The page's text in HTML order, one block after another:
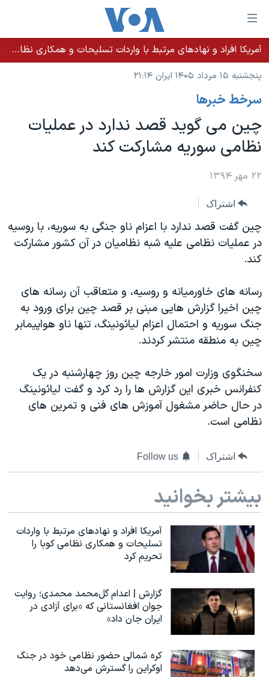
لینکهای
قابل
دسترسی
جهش
محتوای
اصلی
جهش
به
صفحه
جهش
جستجو
خانه
نسخه سبک وب‌سایت
موضوع ها
ایران
آمریکا
جهان
ویژه برنامه‌ها
ویدیوها
حقوق شهروندی
اقتصادی
علم و فناوری
اسرائیل در جنگ
گالری عکس
آرشیو پخش زنده
برنامه های تلویزیونی
جدول برنامه ها
صفحه‌های ویژه
۲۵۰سالگی آمریکا
بایگانی برنامه‌های تلویزیونی
انتخابات ریاست جمهوری آمریکا ۲۰۲۴
حمله جمهوری اسلامی به اسرائیل
رمز مهسا
ورزش زنان در ایران
اعتراضات زن، زندگی، آزادی
مجموعه مستندهای دادخواهی
دادگاه حمید نوری
قانون شفافیت دارائی کادر رهبری ایران
اسرائیل در جنگ
نرگس محمدی برنده جایزه نوبل صلح
صفحه‌های ویژه
سفر پرزیدنت ترامپ به چین
فرکانس‌های صدای آمریکا
یادگیری زبان انگلیسی
زبانهای مختلف
آمریکا افراد و نهادهای مرتبط با واردات تسلیحات و همکاری نظامی کوبا را تحریم کرد
پنجشنبه ۱۵ مرداد ۱۴۰۵ ایران ۲۱:۱۴
سرخط خبرها
چین می گوید قصد ندارد در عملیات
نظامی سوریه مشارکت کند
۲۲ مهر ۱۳۹۴
اشتراک
چین گفت قصد ندارد با اعزام ناو جنگی به سوریه، با روسیه
در عملیات نظامی علیه شبه نظامیان در آن کشور مشارکت
کند.
رسانه های خاورمیانه و روسیه، و متعاقب آن رسانه های
چین اخیرا گزارش هایی مبنی بر قصد چین برای ورود به
جنگ سوریه و احتمال اعزام لیائونینگ، تنها ناو هواپیمابر
چین به منطقه منتشر کردند.
سخنگوی وزارت امور خارجه چین روز چهارشنبه در یک
کنفرانس خبری این گزارش ها را رد کرد و گفت لیائونینگ
در حال حاضر مشغول آموزش های فنی و تمرین های
نظامی است.
اشتراک Follow us
بیشتر بخوانید
آمریکا افراد و نهادهای مرتبط با واردات
تسلیحات و همکاری نظامی کوبا را
تحریم کرد
گزارش | اعدام گل‌محمد محمدی؛ روایت
جوان افغانستانی که «برای آزادی در
ایران جان داد»
کره شمالی حضور نظامی خود در جنگ
اوکراین را گسترش می‌دهد